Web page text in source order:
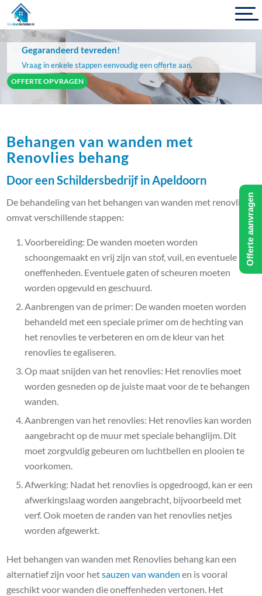
Gegarandeerd tevreden!
Vraag in enkele stappen eenvoudig een offerte aan.
OFFERTE OPVRAGEN
Behangen van wanden met
Renovlies behang
Door een Schildersbedrijf in Apeldoorn
De behandeling van het behangen van wanden met renovlies
omvat verschillende stappen:
Voorbereiding: De wanden moeten worden
schoongemaakt en vrij zijn van stof, vuil, en eventuele
oneffenheden. Eventuele gaten of scheuren moeten
worden opgevuld en geschuurd.
Aanbrengen van de primer: De wanden moeten worden
behandeld met een speciale primer om de hechting van
het renovlies te verbeteren en om de kleur van het
renovlies te egaliseren.
Op maat snijden van het renovlies: Het renovlies moet
worden gesneden op de juiste maat voor de te behangen
wanden.
Aanbrengen van het renovlies: Het renovlies kan worden
aangebracht op de muur met speciale behanglijm. Dit
moet zorgvuldig gebeuren om luchtbellen en plooien te
voorkomen.
Afwerking: Nadat het renovlies is opgedroogd, kan er een
afwerkingslaag worden aangebracht, bijvoorbeeld met
verf. Ook moeten de randen van het renovlies netjes
worden afgewerkt.
Het behangen van wanden met Renovlies behang kan een
alternatief zijn voor hetsauzen van wanden en is vooral
geschikt voor wanden die oneffenheden vertonen. Het
Offerte aanvragen